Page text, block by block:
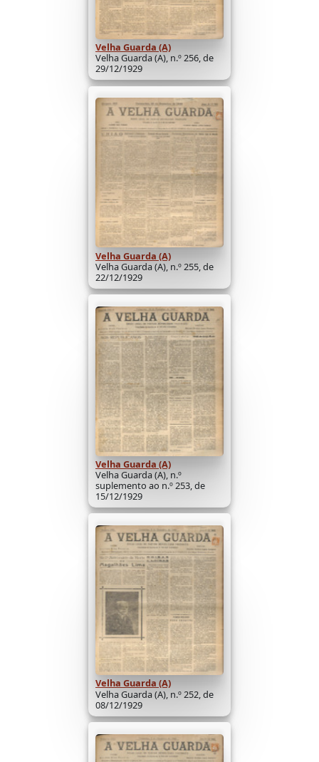
Velha Guarda (A)
Velha Guarda (A), n.º 256, de
29/12/1929
Velha Guarda (A)
Velha Guarda (A), n.º 255, de
22/12/1929
Velha Guarda (A)
Velha Guarda (A), n.º
suplemento ao n.º 253, de
15/12/1929
Velha Guarda (A)
Velha Guarda (A), n.º 252, de
08/12/1929